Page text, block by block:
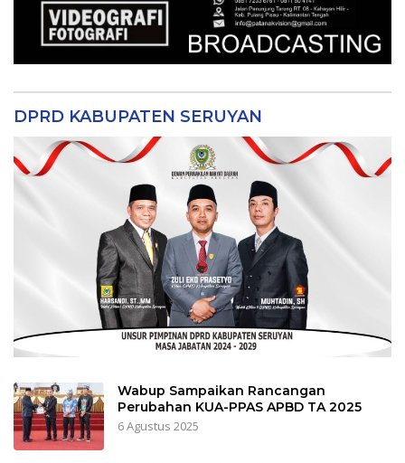
DPRD KABUPATEN SERUYAN
Wabup Sampaikan Rancangan
Perubahan KUA-PPAS APBD TA 2025
6 Agustus 2025